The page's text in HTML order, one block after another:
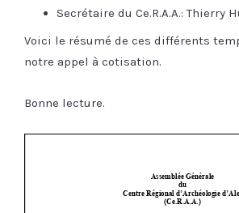
Secrétaire du Ce.R.A.A.: Thierry
Voici le résumé de ces différents
notre appel à cotisation.
Bonne lecture.